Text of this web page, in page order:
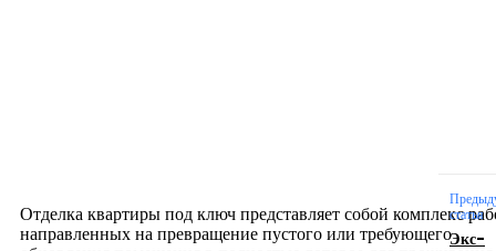
Отделка квартиры под ключ представляет собой комплекс
направленных на превращение пустого или требующего
статья
Экс-